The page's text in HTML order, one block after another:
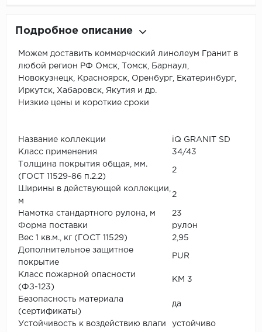
Подробное описание
Можем доставить коммерческий линолеум Гранит в
любой регион РФ Омск, Томск, Барнаул,
Новокузнецк, Красноярск, Оренбург, Екатеринбург,
Иркутск, Хабаровск, Якутия и др.
Низкие цены и короткие сроки
Название коллекции
iQ GRANIT SD
Класс применения
34/43
Толщина покрытия общая, мм.
(ГОСТ 11529-86 п.2.2)
2
Ширины в действующей коллекции,
м
2
Намотка стандартного рулона, м
23
Форма поставки
рулон
Вес 1 кв.м., кг (ГОСТ 11529)
2,95
Дополнительное защитное
покрытие
PUR
Класс пожарной опасности
(ФЗ-123)
КМ 3
Безопасность материала
(сертификаты)
да
Устойчивость к воздействию влаги
устойчиво